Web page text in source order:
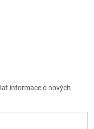
informace o nových